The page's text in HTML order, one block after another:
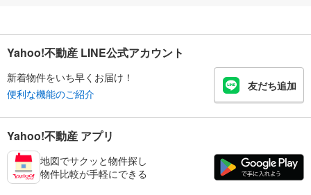
Yahoo!不動産 LINE公式アカウント
新着物件をいち早くお届け！
便利な機能のご紹介
友だち追加
Yahoo!不動産 アプリ
地図でサクッと物件探し
物件比較が手軽にできる